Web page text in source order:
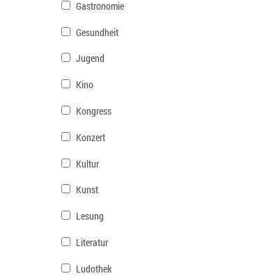
Gastronomie
Gesundheit
Jugend
Kino
Kongress
Konzert
Kultur
Kunst
Lesung
Literatur
Ludothek